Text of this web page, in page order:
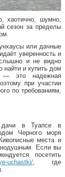
хаотично, шумно,
сезон за пределы
или дачные
уверенность и
и не видно
найти и купить дом
это надежная
при участии
по требованиям,
дачи в Туапсе в
Черного моря
места и
Если вы
посетить
uchastki/ , где